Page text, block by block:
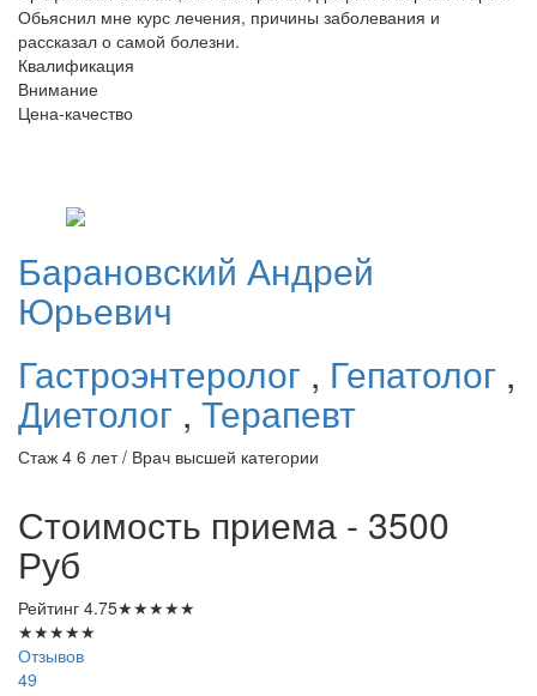
Обьяснил мне курс лечения, причины заболевания и
рассказал о самой болезни.
Квалификация
Внимание
Цена-качество
Барановский Андрей
Юрьевич
Гастроэнтеролог , Гепатолог ,
Диетолог , Терапевт
Стаж 4 6 лет / Врач высшей категории
Стоимость приема - 3500
Руб
Рейтинг 4.75★★★★★
★★★★★
Отзывов
49